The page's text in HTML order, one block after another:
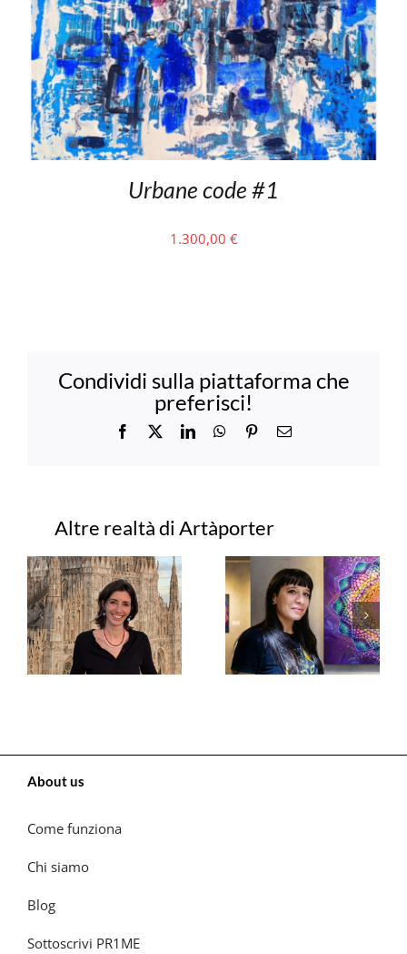
Urbane code #1
1.300,00 €
Condividi sulla piattaforma che
preferisci!
Facebook LinkedInWhatsApp
PinterestEmail
Progetti correlati
About us
Come funziona
Chi siamo
Blog
Sottoscrivi PR1ME